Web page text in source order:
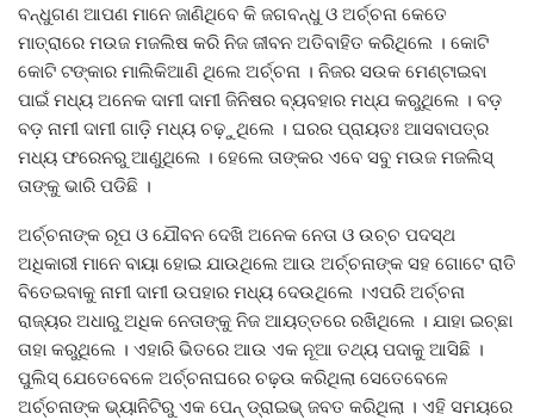
ବନ୍ଧୁଗଣ ଆପଣ ମାନେ ଜାଣିଥିବେ କି ଜଗବନ୍ଧୁ ଓ ଅର୍ଚ୍ଚନା କେତେ
ମାତ୍ରାରେ ମଉଜ ମଜଲିଷ କରି ନିଜ ଜୀବନ ଅତିବାହିତ କରିଥିଲେ । କୋଟି
କୋଟି ଟଙ୍କାର ମାଲିକିଆଣି ଥିଲେ ଅର୍ଚ୍ଚନା । ନିଜର ସଉକ ମେଣ୍ଟାଇବା
ପାଇଁ ମଧ୍ୟ ଅନେକ ଦାମୀ ଦାମୀ ଜିନିଷର ବ୍ୟବହାର ମଧ୍ଯ କରୁଥିଲେ । ବଡ଼
ବଡ଼ ନାମୀ ଦାମୀ ଗାଡ଼ି ମଧ୍ୟ ଚଢ଼ୁଥିଲେ । ଘରର ପ୍ରାୟତଃ ଆସବାପତ୍ର
ମଧ୍ୟ ଫରେନରୁ ଆଣୁଥିଲେ । ହେଲେ ତାଙ୍କର ଏବେ ସବୁ ମଉଜ ମଜଲିସ୍
ତାଙ୍କୁ ଭାରି ପଡିଛି ।
ଅର୍ଚ୍ଚନାଙ୍କ ରୂପ ଓ ଯୌବନ ଦେଖି ଅନେକ ନେତା ଓ ଉଚ୍ଚ ପଦସ୍ଥ
ଅଧିକାରୀ ମାନେ ବାୟା ହୋଇ ଯାଉଥିଲେ ଆଉ ଅର୍ଚ୍ଚନାଙ୍କ ସହ ଗୋଟେ ରାତି
ବିତେଇବାକୁ ନାମୀ ଦାମୀ ଉପହାର ମଧ୍ୟ ଦେଉଥିଲେ ।ଏପରି ଅର୍ଚ୍ଚନା
ରାଜ୍ୟର ଅଧାରୁ ଅଧିକ ନେତାଙ୍କୁ ନିଜ ଆୟତ୍ତରେ ରଖିଥିଲେ । ଯାହା ଇଚ୍ଛା
ତାହା କରୁଥିଲେ । ଏହାରି ଭିତରେ ଆଉ ଏକ ନୂଆ ତଥ୍ୟ ପଦାକୁ ଆସିଛି ।
ପୁଲିସ୍ ଯେତେବେଳେ ଅର୍ଚ୍ଚନାଘରେ ଚଢ଼ଉ କରିଥିଲା ସେତେବେଳେ
ଅର୍ଚ୍ଚନାଙ୍କ ଭ୍ୟାନିଟିରୁ ଏକ ପେନ୍ ଡ୍ରାଇଭ୍ ଜବତ କରିଥିଲା । ଏହି ସମୟରେ